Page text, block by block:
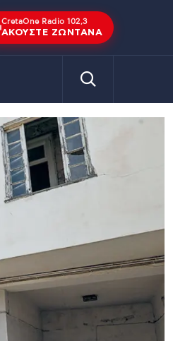
CretaOne Radio 102,3
ΑΚΟΎΣΤΕ ΖΩΝΤΑΝΆ